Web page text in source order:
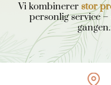
Vi kombinerer stor
personlig service –
gangen.